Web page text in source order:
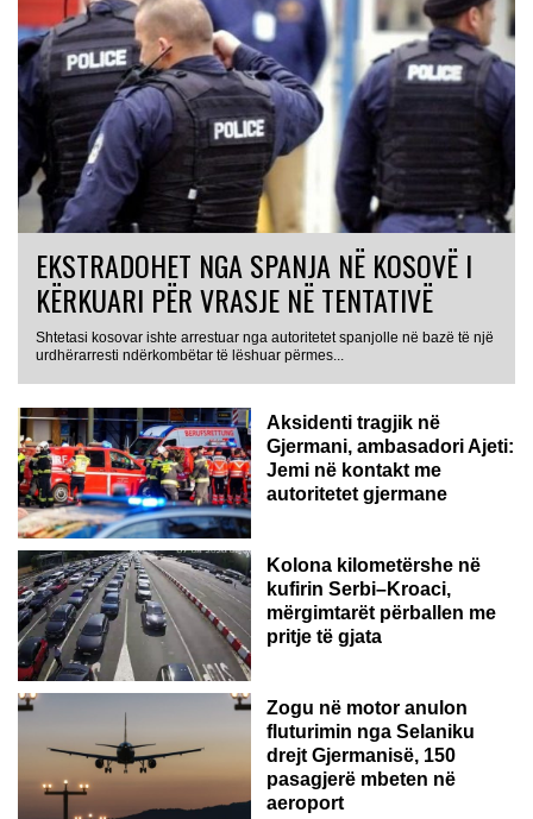
EKSTRADOHET NGA SPANJA NË KOSOVË I
KËRKUARI PËR VRASJE NË TENTATIVË
Shtetasi kosovar ishte arrestuar nga autoritetet spanjolle në bazë të një
urdhërarresti ndërkombëtar të lëshuar përmes...
GJERMANI
Aksidenti tragjik në
Gjermani, ambasadori Ajeti:
Jemi në kontakt me
autoritetet gjermane
Kolona kilometërshe në
kufirin Serbi–Kroaci,
mërgimtarët përballen me
pritje të gjata
Zogu në motor anulon
fluturimin nga Selaniku
drejt Gjermanisë, 150
pasagjerë mbeten në
aeroport
ITALI